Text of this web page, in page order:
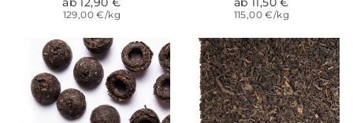
129,00 €/kg 115,00 €/kg